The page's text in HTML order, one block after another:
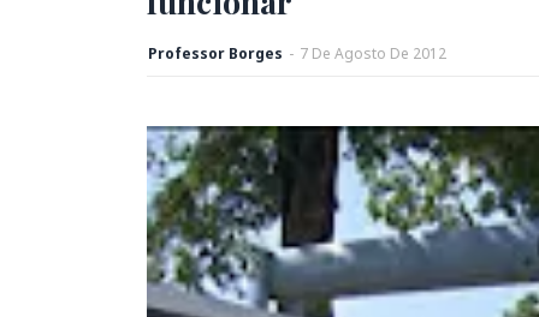
Professor Borges - 7 De Agosto De 2012